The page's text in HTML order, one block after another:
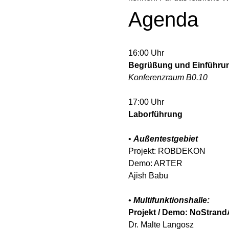
Agenda
16:00 Uhr
Begrüßung und
Konferenzraum B0.10
17:00 Uhr
Laborführung
• Außentestgebiet
Projekt: ROBDEKON
Demo: ARTER
Ajish Babu
• Multifunktionshalle:
Projekt / Demo:
Dr. Malte Langosz